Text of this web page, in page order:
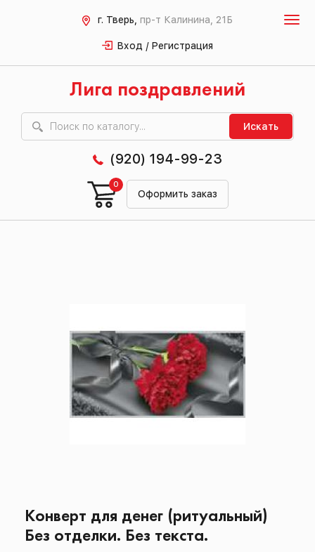
г. Тверь, пр-т Калинина, 21Б
Вход / Регистрация
Лига поздравлений
Искать
(920) 194-99-23
Оформить заказ
0
Конверт для денег (ритуальный)
Без отделки. Без текста.